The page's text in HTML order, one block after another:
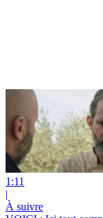
1:11
|
À suivre